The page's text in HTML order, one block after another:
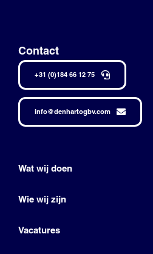
Contact
+31 (0)184 66 12 75
info@denhartogbv.com
Wat wij doen
Wie wij zijn
Vacatures